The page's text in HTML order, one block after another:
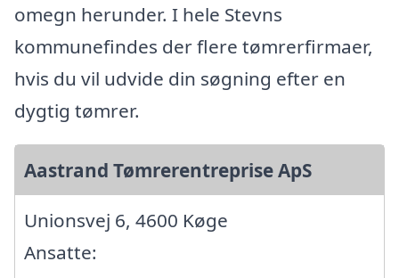
omegn herunder. I hele Stevns
kommunefindes der flere tømrerfirmaer,
hvis du vil udvide din søgning efter en
dygtig tømrer.
Aastrand Tømrerentreprise ApS
Unionsvej 6, 4600 Køge
Ansatte: